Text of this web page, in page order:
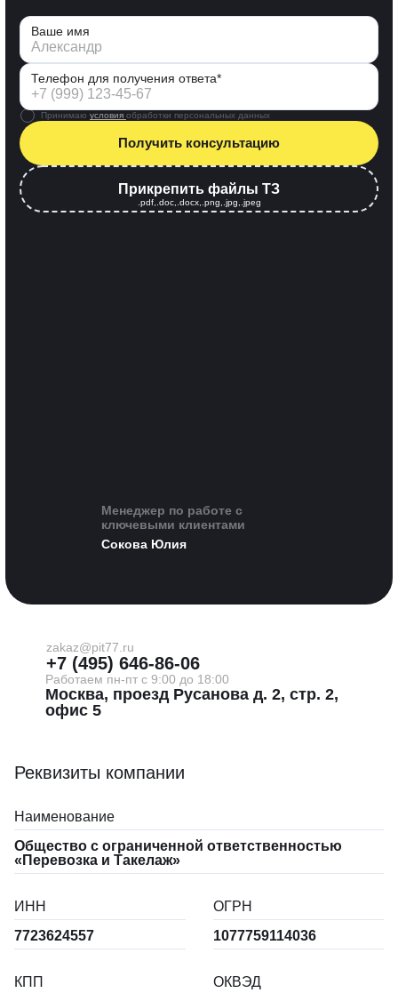
Менеджер по работе с
ключевыми клиентами
Сокова Юлия
Ваше имя
Телефон для получения ответа*
Принимаю условия обработки персональных данных
Получить консультацию
Прикрепить файлы ТЗ
.pdf,.doc,.docx,.png,.jpg,.jpeg
zakaz@pit77.ru
+7 (495) 646-86-06
Работаем пн-пт с 9:00 до 18:00
Москва, проезд Русанова д. 2, стр. 2,
офис 5
Реквизиты компании
Наименование
Общество с ограниченной ответственностью
«Перевозка и Такелаж»
ИНН
7723624557
ОГРН
1077759114036
КПП
ОКВЭД